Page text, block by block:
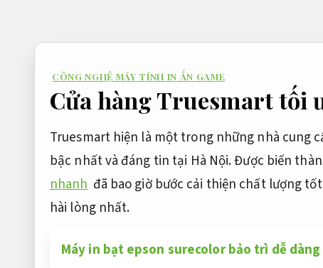
CÔNG NGHỆ MÁY TÍNH IN ẤN GAME
Cửa hàng Truesmart tối
Truesmart hiện là một trong những nhà cung
bậc nhất và đáng tin tại Hà Nội. Được biến
nhanh đã bao giờ bước cải thiện chất lượng
hài lòng nhất.
Máy in bạt epson surecolor bảo trì dễ dàng